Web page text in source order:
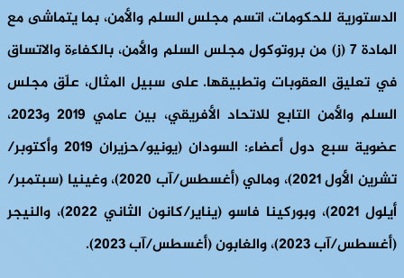
الدستورية للحكومات، اتسم مجلس السلم والأمن، بما يتماشى مع
المادة 7 (ز) من بروتوكول مجلس السلم والأمن، بالكفاءة والاتساق
في تعليق العقوبات وتطبيقها. على سبيل المثال، علّق مجلس
السلم والأمن التابع للاتحاد الأفريقي، بين عامي 2019 و2023،
عضوية سبع دول أعضاء: السودان (يونيو/حزيران 2019 وأكتوبر/
تشرين الأول 2021)، ومالي (أغسطس/آب 2020)، وغينيا (سبتمبر/
أيلول 2021)، وبوركينا فاسو (يناير/كانون الثاني 2022)، والنيجر
(أغسطس/آب 2023)، والغابون (أغسطس/آب 2023).